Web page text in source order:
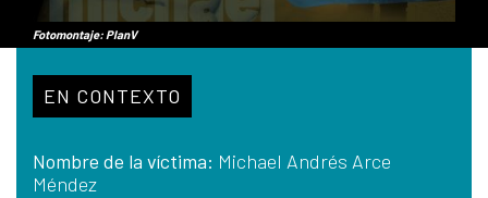
Fotomontaje: PlanV
EN CONTEXTO
Nombre de la víctima: Michael Andrés Arce
Méndez